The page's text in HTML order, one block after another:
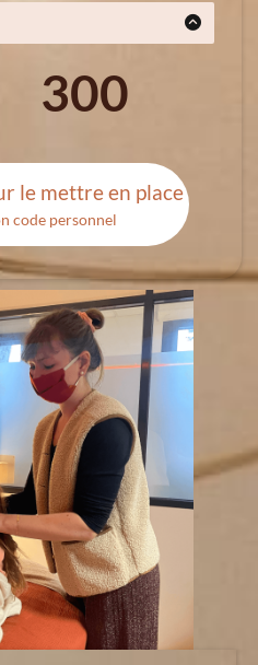
du premier paiement
possible
300
le mettre en place
code personnel